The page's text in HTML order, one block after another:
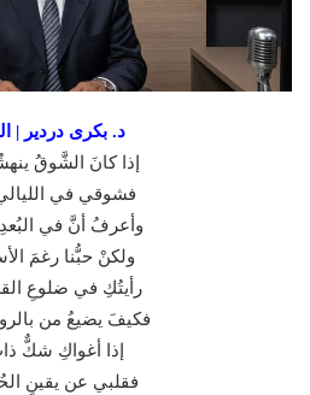
د. بكرى دردير |
إذا كانَ الشَّوقُ
فشوقي في الليالي
وأعرفُ أنَّ في البُعدِ
ولكنْ حبُّنا رغمَ
رأيتُكِ في ضلوعِ
فكيفَ يضيعُ من
إذا أغواكِ شكٌّ
فقلبي عن يقينِ